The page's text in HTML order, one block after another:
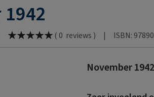
Waardering:
% of100
( 0 reviews ) |
ISBN:
November 1942